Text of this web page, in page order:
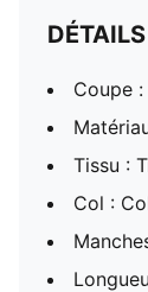
DÉTAILS
Coupe
Tissu :
Col :